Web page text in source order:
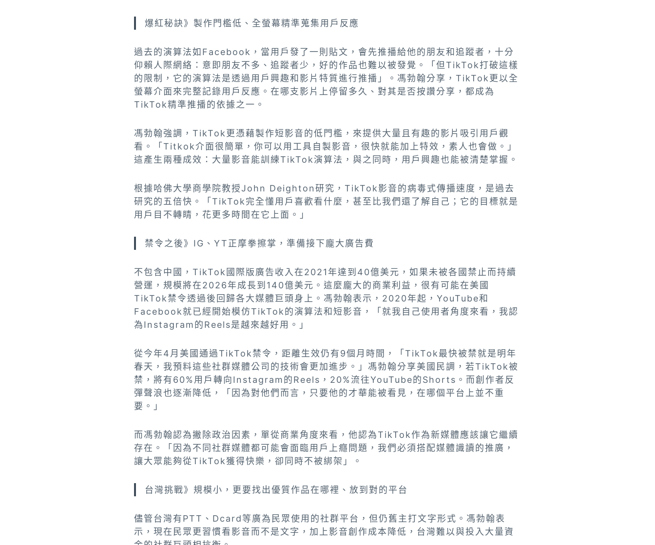
爆紅秘訣》製作門檻低、全螢幕精準蒐集用戶反應
過去的演算法如Facebook，當用戶發了一則貼文，會先推播給他的朋友和追蹤者，十分
仰賴人際網絡：意即朋友不多、追蹤者少，好的作品也難以被發覺。「但TikTok打破這樣
的限制，它的演算法是透過用戶興趣和影片特質進行推播」。馮勃翰分享，TikTok更以全
螢幕介面來完整記錄用戶反應。在哪支影片上停留多久、對其是否按讚分享，都成為
TikTok精準推播的依據之一。
馮勃翰強調，TikTok更憑藉製作短影音的低門檻，來提供大量且有趣的影片吸引用戶觀
看。「Titkok介面很簡單，你可以用工具自製影音，很快就能加上特效，素人也會做。」
這產生兩種成效：大量影音能訓練TikTok演算法，與之同時，用戶興趣也能被清楚掌握。
根據哈佛大學商學院教授John Deighton研究，TikTok影音的病毒式傳播速度，是過去
研究的五倍快。「TikTok完全懂用戶喜歡看什麼，甚至比我們還了解自己；它的目標就是
用戶目不轉睛，花更多時間在它上面。」
禁令之後》IG、YT正摩拳擦掌，準備接下龐大廣告費
不包含中國，TikTok國際版廣告收入在2021年達到40億美元，如果未被各國禁止而持續
營運，規模將在2026年成長到140億美元。這麼龐大的商業利益，很有可能在美國
TikTok禁令透過後回歸各大媒體巨頭身上。馮勃翰表示，2020年起，YouTube和
Facebook就已經開始模仿TikTok的演算法和短影音，「就我自己使用者角度來看，我認
為Instagram的Reels是越來越好用。」
從今年4月美國通過TikTok禁令，距離生效仍有9個月時間，「TikTok最快被禁就是明年
春天，我預料這些社群媒體公司的技術會更加進步。」馮勃翰分享美國民調，若TikTok被
禁，將有60%用戶轉向Instagram的Reels，20%流往YouTube的Shorts。而創作者反
彈聲浪也逐漸降低，「因為對他們而言，只要他的才華能被看見，在哪個平台上並不重
要。」
而馮勃翰認為撇除政治因素，單從商業角度來看，他認為TikTok作為新媒體應該讓它繼續
存在。「因為不同社群媒體都可能會面臨用戶上癮問題，我們必須搭配媒體識讀的推廣，
讓大眾能夠從TikTok獲得快樂，卻同時不被綁架」。
台灣挑戰》規模小，更要找出優質作品在哪裡、放到對的平台
儘管台灣有PTT、Dcard等廣為民眾使用的社群平台，但仍舊主打文字形式。馮勃翰表
示，現在民眾更習慣看影音而不是文字，加上影音創作成本降低，台灣難以與投入大量資